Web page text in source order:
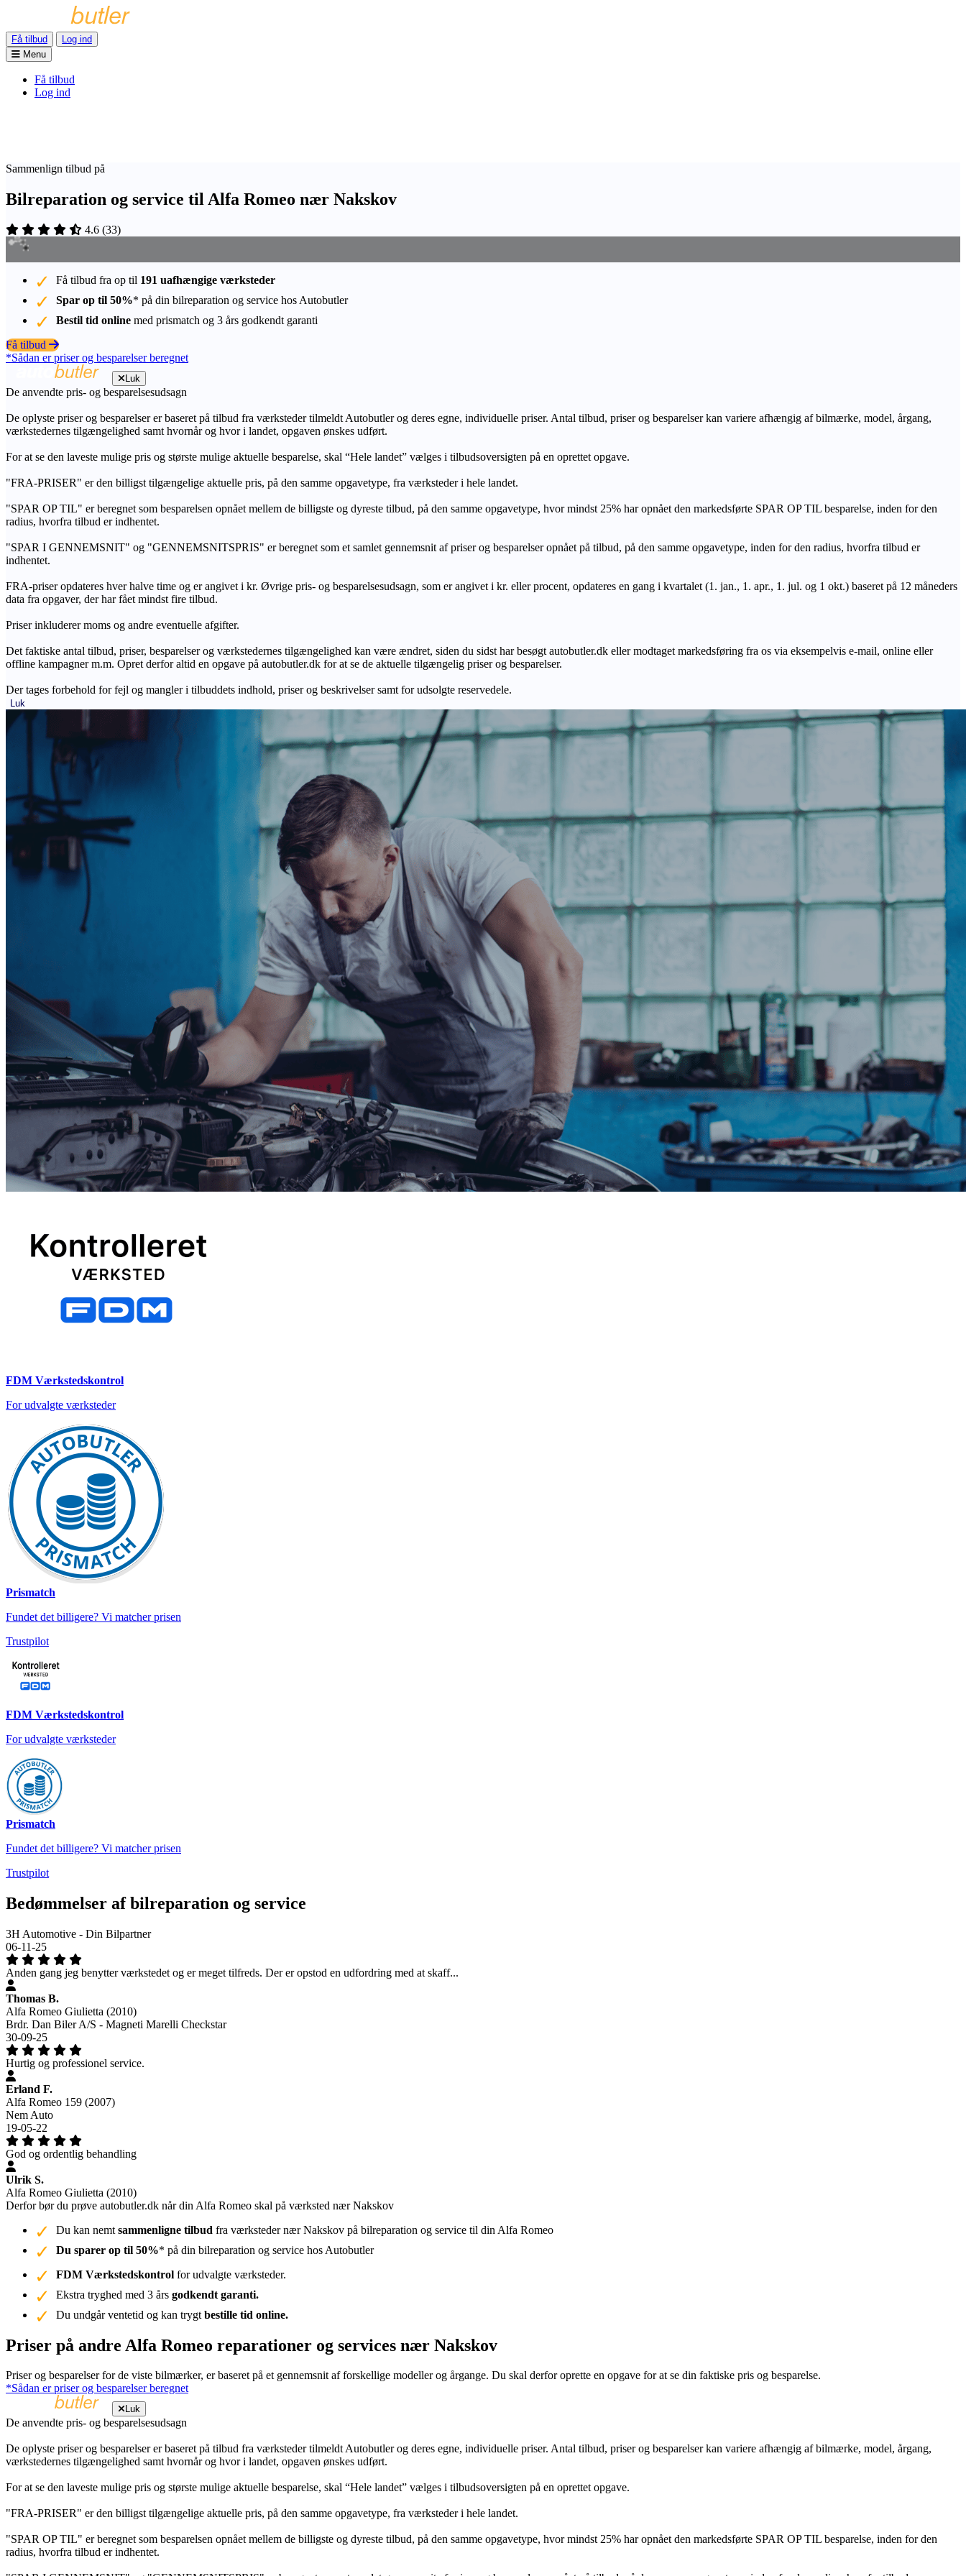
Få tilbud
Log ind
Menu
Få tilbud
Log ind
Sammenlign tilbud på
Bilreparation og service til Alfa Romeo nær Nakskov
4.6 (33)
Få tilbud fra op til 191 uafhængige værksteder
Spar op til 50%* på din bilreparation og service hos Autobutler
Bestil tid online med prismatch og 3 års godkendt garanti
Få tilbud
*Sådan er priser og besparelser beregnet
Luk
De anvendte pris- og besparelsesudsagn
De oplyste priser og besparelser er baseret på tilbud fra værksteder tilmeldt Autobutler og deres egne, individuelle priser. Antal tilbud, priser og besparelser kan variere afhængig af bilmærke, model, årgang,
værkstedernes tilgængelighed samt hvornår og hvor i landet, opgaven ønskes udført.
For at se den laveste mulige pris og største mulige aktuelle besparelse, skal “Hele landet” vælges i tilbudsoversigten på en oprettet opgave.
"FRA-PRISER" er den billigst tilgængelige aktuelle pris, på den samme opgavetype, fra værksteder i hele landet.
"SPAR OP TIL" er beregnet som besparelsen opnået mellem de billigste og dyreste tilbud, på den samme opgavetype, hvor mindst 25% har opnået den markedsførte SPAR OP TIL besparelse, inden for den
radius, hvorfra tilbud er indhentet.
"SPAR I GENNEMSNIT" og "GENNEMSNITSPRIS" er beregnet som et samlet gennemsnit af priser og besparelser opnået på tilbud, på den samme opgavetype, inden for den radius, hvorfra tilbud er
indhentet.
FRA-priser opdateres hver halve time og er angivet i kr. Øvrige pris- og besparelsesudsagn, som er angivet i kr. eller procent, opdateres en gang i kvartalet (1. jan., 1. apr., 1. jul. og 1 okt.) baseret på 12 måneders
data fra opgaver, der har fået mindst fire tilbud.
Priser inkluderer moms og andre eventuelle afgifter.
Det faktiske antal tilbud, priser, besparelser og værkstedernes tilgængelighed kan være ændret, siden du sidst har besøgt autobutler.dk eller modtaget markedsføring fra os via eksempelvis e-mail, online eller
offline kampagner m.m. Opret derfor altid en opgave på autobutler.dk for at se de aktuelle tilgængelig priser og besparelser.
Der tages forbehold for fejl og mangler i tilbuddets indhold, priser og beskrivelser samt for udsolgte reservedele.
Luk
FDM Værkstedskontrol
For udvalgte værksteder
Prismatch
Fundet det billigere? Vi matcher prisen
Trustpilot
FDM Værkstedskontrol
For udvalgte værksteder
Prismatch
Fundet det billigere? Vi matcher prisen
Trustpilot
Bedømmelser af bilreparation og service
3H Automotive - Din Bilpartner
06-11-25
Anden gang jeg benytter værkstedet og er meget tilfreds. Der er opstod en udfordring med at skaff...
Thomas B.
Alfa Romeo Giulietta (2010)
Brdr. Dan Biler A/S - Magneti Marelli Checkstar
30-09-25
Hurtig og professionel service.
Erland F.
Alfa Romeo 159 (2007)
Nem Auto
19-05-22
God og ordentlig behandling
Ulrik S.
Alfa Romeo Giulietta (2010)
Derfor bør du prøve autobutler.dk når din Alfa Romeo skal på værksted nær Nakskov
Du kan nemt sammenligne tilbud fra værksteder nær Nakskov på bilreparation og service til din Alfa Romeo
Du sparer op til 50%* på din bilreparation og service hos Autobutler
FDM Værkstedskontrol for udvalgte værksteder.
Ekstra tryghed med 3 års godkendt garanti.
Du undgår ventetid og kan trygt bestille tid online.
Priser på andre Alfa Romeo reparationer og services nær Nakskov
Priser og besparelser for de viste bilmærker, er baseret på et gennemsnit af forskellige modeller og årgange. Du skal derfor oprette en opgave for at se din faktiske pris og besparelse.
*Sådan er priser og besparelser beregnet
Luk
De anvendte pris- og besparelsesudsagn
De oplyste priser og besparelser er baseret på tilbud fra værksteder tilmeldt Autobutler og deres egne, individuelle priser. Antal tilbud, priser og besparelser kan variere afhængig af bilmærke, model, årgang,
værkstedernes tilgængelighed samt hvornår og hvor i landet, opgaven ønskes udført.
For at se den laveste mulige pris og største mulige aktuelle besparelse, skal “Hele landet” vælges i tilbudsoversigten på en oprettet opgave.
"FRA-PRISER" er den billigst tilgængelige aktuelle pris, på den samme opgavetype, fra værksteder i hele landet.
"SPAR OP TIL" er beregnet som besparelsen opnået mellem de billigste og dyreste tilbud, på den samme opgavetype, hvor mindst 25% har opnået den markedsførte SPAR OP TIL besparelse, inden for den
radius, hvorfra tilbud er indhentet.